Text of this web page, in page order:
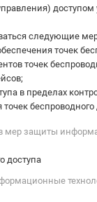
следующие
точек
точек
в пределах
мер защиты
доступа